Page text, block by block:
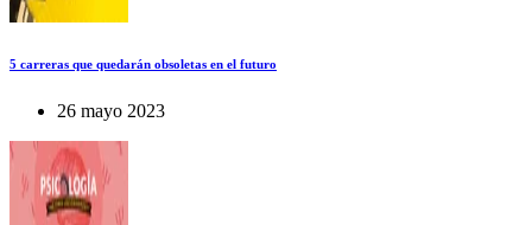
5 carreras que quedarán obsoletas en el futuro
26 mayo 2023